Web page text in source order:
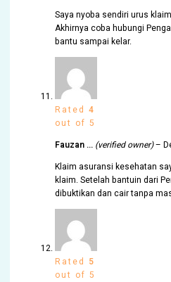
Saya nyoba sendiri urus
Akhirnya coba hubungi
bantu sampai kelar.
Rated4
out of 5
Fauzan … (verified owner)–
Klaim asuransi kesehatan
klaim. Setelah bantuin dari
dibuktikan dan cair tanpa
Rated 5
out of 5